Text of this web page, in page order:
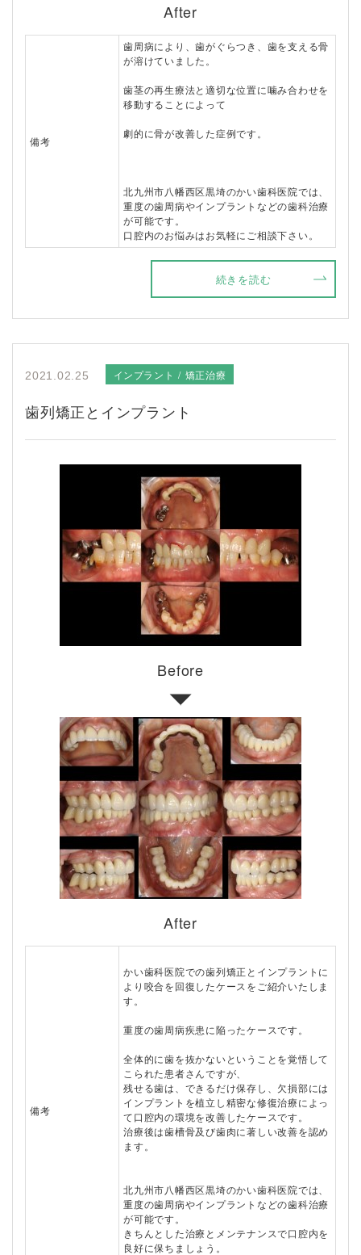
After
備考
歯周病により、歯がぐらつき、歯を支える骨
が溶けていました。
歯茎の再生療法と適切な位置に噛み合わせを
移動することによって
劇的に骨が改善した症例です。
北九州市八幡西区黒埼のかい歯科医院では、
重度の歯周病やインプラントなどの歯科治療
が可能です。
口腔内のお悩みはお気軽にご相談下さい。
続きを読む
2021.02.25 インプラント 矯正治療
歯列矯正とインプラント
Before
After
備考
かい歯科医院での歯列矯正とインプラントに
より咬合を回復したケースをご紹介いたしま
す。
重度の歯周病疾患に陥ったケースです。
全体的に歯を抜かないということを覚悟して
こられた患者さんですが、
残せる歯は、できるだけ保存し、欠損部には
インプラントを植立し精密な修復治療によっ
て口腔内の環境を改善したケースです。
治療後は歯槽骨及び歯肉に著しい改善を認め
ます。
北九州市八幡西区黒埼のかい歯科医院では、
重度の歯周病やインプラントなどの歯科治療
が可能です。
きちんとした治療とメンテナンスで口腔内を
良好に保ちましょう。